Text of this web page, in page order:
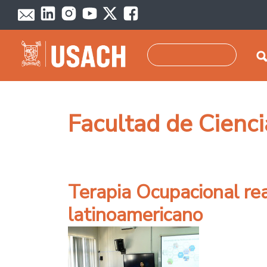
Pasar al contenido principal
Facultad de
Terapia Ocupacional
latinoamericano